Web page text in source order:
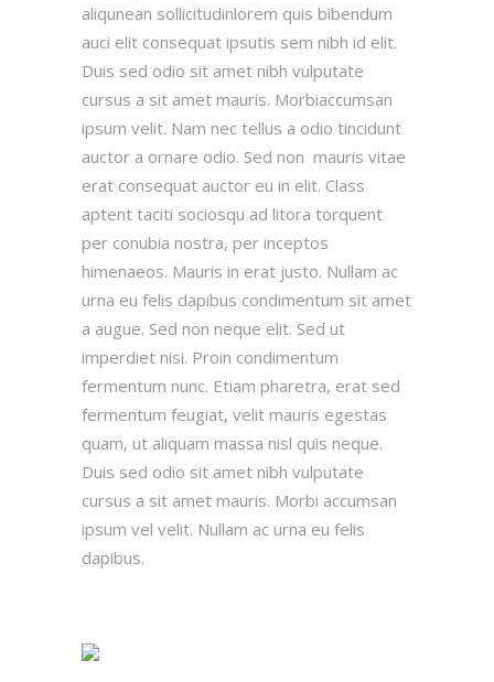
aliqunean sollicitudinlorem quis bibendum
auci elit consequat ipsutis sem nibh id elit.
Duis sed odio sit amet nibh vulputate
cursus a sit amet mauris. Morbiaccumsan
ipsum velit. Nam nec tellus a odio tincidunt
auctor a ornare odio. Sed non mauris vitae
erat consequat auctor eu in elit. Class
aptent taciti sociosqu ad litora torquent
per conubia nostra, per inceptos
himenaeos. Mauris in erat justo. Nullam ac
urna eu felis dapibus condimentum sit amet
a augue. Sed non neque elit. Sed ut
imperdiet nisi. Proin condimentum
fermentum nunc. Etiam pharetra, erat sed
fermentum feugiat, velit mauris egestas
quam, ut aliquam massa nisl quis neque.
Duis sed odio sit amet nibh vulputate
cursus a sit amet mauris. Morbi accumsan
ipsum vel velit. Nullam ac urna eu felis
dapibus.